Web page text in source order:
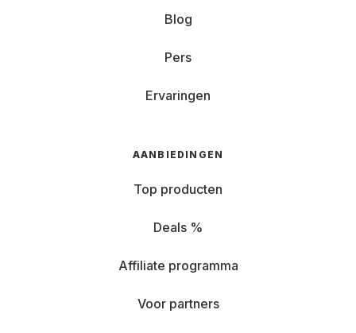
Blog
Pers
Ervaringen
AANBIEDINGEN
Top producten
Deals %
Affiliate programma
Voor partners